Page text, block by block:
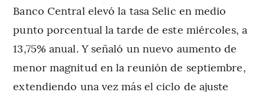
Banco Central elevó la tasa Selic en medio
punto porcentual la tarde de este miércoles, a
13,75% anual. Y señaló un nuevo aumento de
menor magnitud en la reunión de septiembre,
extendiendo una vez más el ciclo de ajuste